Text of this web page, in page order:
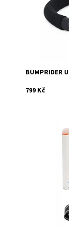
Dostupnost:
BUMPRIDER
799 Kč